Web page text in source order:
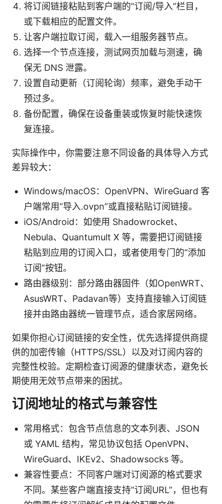
将订阅链接粘贴到客户端的“订阅/导入”栏目，
或下载相应的配置文件。
让客户端拉取订阅，载入一组服务器节点。
选择一个节点连接，测试网页加载与测速，确
保无 DNS 泄露。
设置自动更新（订阅轮询）频率，避免手动干
预过多。
备份配置，确保在设备重装或恢复时能快速恢
复连接。
实际操作中，你需要注意不同设备的具体导入方式
差异较大：
Windows/macOS：OpenVPN、WireGuard 客
户端常用“导入.ovpn”或直接粘贴订阅链接。
iOS/Android：如使用 Shadowrocket、
Nebula、Quantumult X 等，需要把订阅链接
粘贴到应用的订阅入口，或者使用专门的“添加
订阅”按钮。
路由器级别：部分路由器固件（如OpenWRT、
AsusWRT、Padavan等）支持直接输入订阅链
接并由路由器统一管理节点，适合家居网络。
如果你担心订阅链接的安全性，优先选择提供商提
供的加密传输（HTTPS/SSL）以及对订阅内容的
完整性校验。定期检查订阅源的健康状态，避免长
期使用无效节点带来的困扰。
订阅地址的格式与兼容性
常用格式：包含节点信息的文本列表、JSON
或 YAML 结构，常见协议包括 OpenVPN、
WireGuard、IKEv2、Shadowsocks 等。
兼容性要点：不同客户端对订阅源的格式要求
不同。某些客户端直接支持“订阅URL”，但也有